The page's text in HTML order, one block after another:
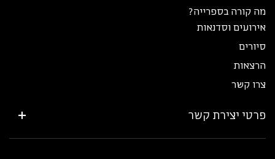
מה קורה בספרייה?
אירועים וסדנאות
סיורים
הרצאות
צרו קשר
פרטי יצירת קשר